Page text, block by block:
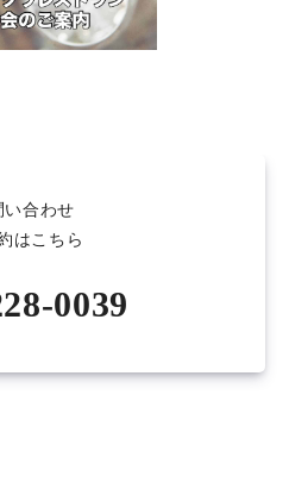
い合わせ
はこちら
0039